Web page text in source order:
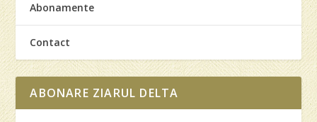
Abonamente
Contact
ABONARE ZIARUL DELTA